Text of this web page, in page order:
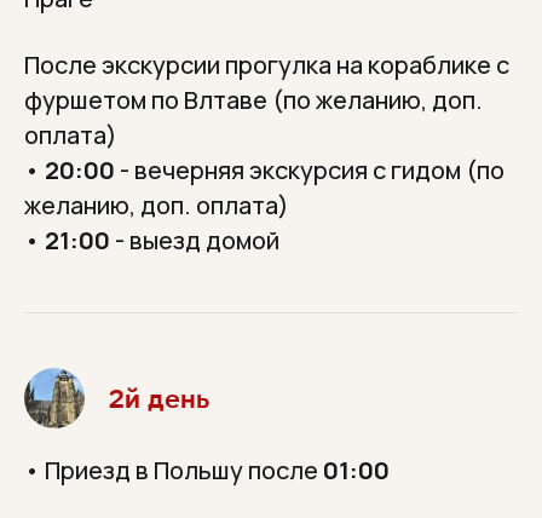
После экскурсии прогулка на кораблике с
фуршетом по Влтаве (по желанию, доп.
оплата)
• 20:00 - вечерняя экскурсия с гидом (по
желанию, доп. оплата)
• 21:00 - выезд домой
2й день
• Приезд в Польшу после 01:00